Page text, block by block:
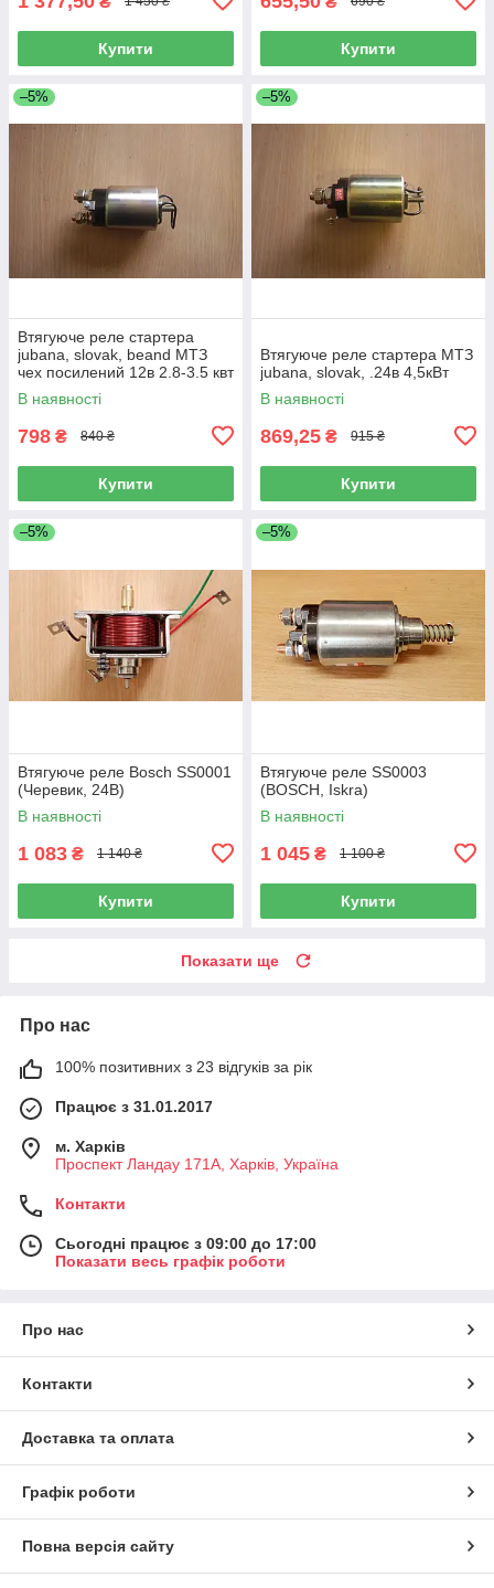
Купити Купити
–5%
Втягуюче реле стартера
jubana, slovak, beand МТЗ
чех посилений 12в 2.8-3.5 квт
В наявності
798 ₴ 840 ₴
Купити
–5%
Втягуюче реле стартера МТЗ
jubana, slovak, .24в 4,5кВт
В наявності
869,25 ₴ 915 ₴
Купити
–5%
Втягуюче реле Bosch SS0001
(Черевик, 24В)
В наявності
1 083 ₴ 1 140 ₴
Купити
–5%
Втягуюче реле SS0003
(BOSCH, Iskra)
В наявності
1 045 ₴ 1 100 ₴
Купити
Показати ще
Про нас
100% позитивних з 23 відгуків за рік
Працює з 31.01.2017
м. Харків
Проспект Ландау 171А, Харків, Україна
Контакти
Сьогодні працює з 09:00 до 17:00
Показати весь графік роботи
Про нас
Контакти
Доставка та оплата
Графік роботи
Повна версія сайту